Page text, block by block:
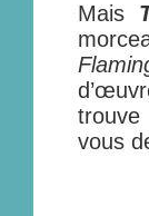
Mais
vous